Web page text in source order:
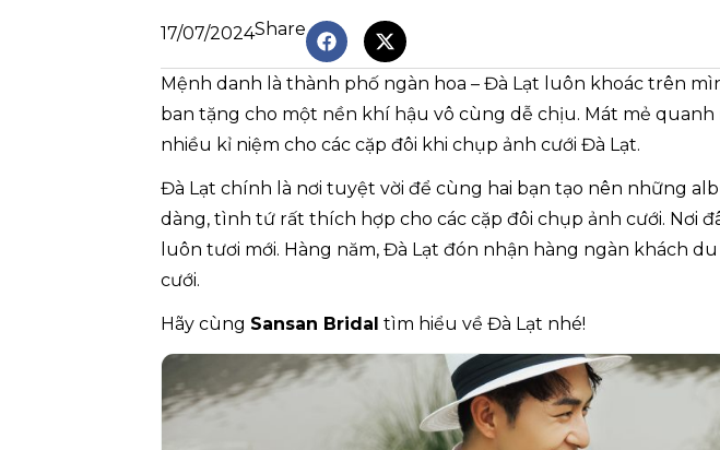
17/07/2024Share
Mệnh danh là thành phố ngàn hoa – Đà Lạt luôn khoác trên
ban tặng cho một nền khí hậu vô cùng dễ chịu. Mát mẻ
nhiều kỉ niệm cho các cặp đôi khi chụp ảnh cưới Đà Lạt.
Đà Lạt chính là nơi tuyệt vời để cùng hai bạn tạo nên những
dàng, tình tứ rất thích hợp cho các cặp đôi chụp ảnh cưới. Nơi
luôn tươi mới. Hàng năm, Đà Lạt đón nhận hàng ngàn khách
cưới.
Hãy cùng Sansan Bridal tìm hiểu về Đà Lạt nhé!